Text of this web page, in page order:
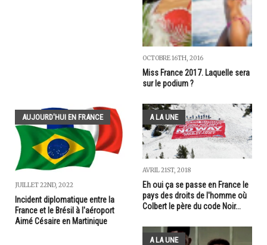
OCTOBRE 16TH, 2016
Miss France 2017. Laquelle sera
sur le podium ?
AUJOURD'HUI EN FRANCE
JUILLET 22ND, 2022
Incident diplomatique entre la
France et le Brésil à l'aéroport
Aimé Césaire en Martinique
A LA UNE
AVRIL 21ST, 2018
Eh oui ça se passe en France le
pays des droits de l'homme où
Colbert le père du code Noir...
A LA UNE